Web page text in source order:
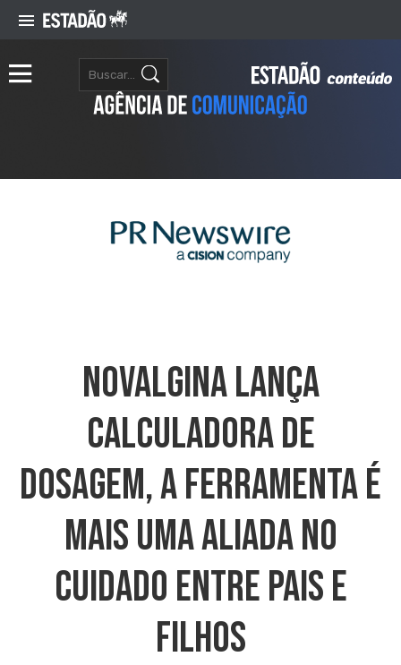
Novalgina Lança
Calculadora De
Dosagem, A Ferramenta É
Mais Uma Aliada No
Cuidado Entre Pais E
Filhos